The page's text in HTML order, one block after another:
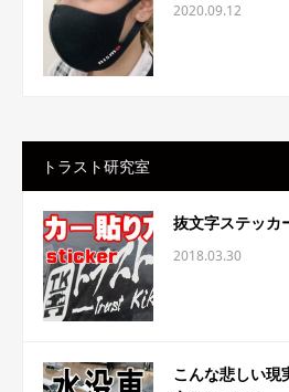
2020.09.12
トラスト研究室
抜文字ステッカ
2018.03.30
こんな悲しい現